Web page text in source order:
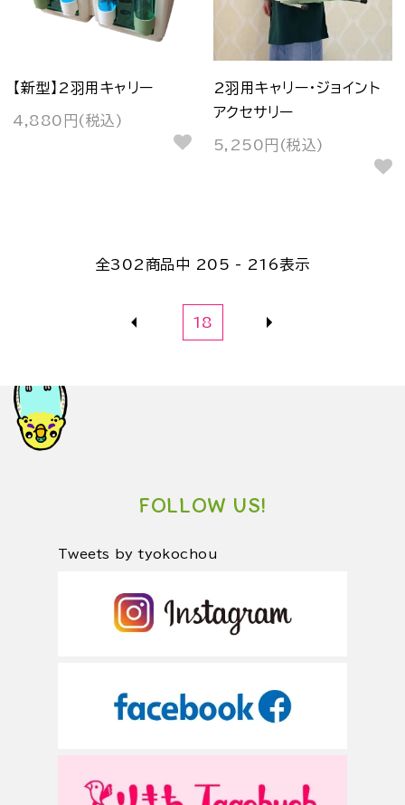
【新型】2羽用キャリー
4,880円(税込)
2羽用キャリー・ジョイント
アクセサリー
5,250円(税込)
全302商品中 205 - 216表示
18
FOLLOW US!
Tweets by tyokochou